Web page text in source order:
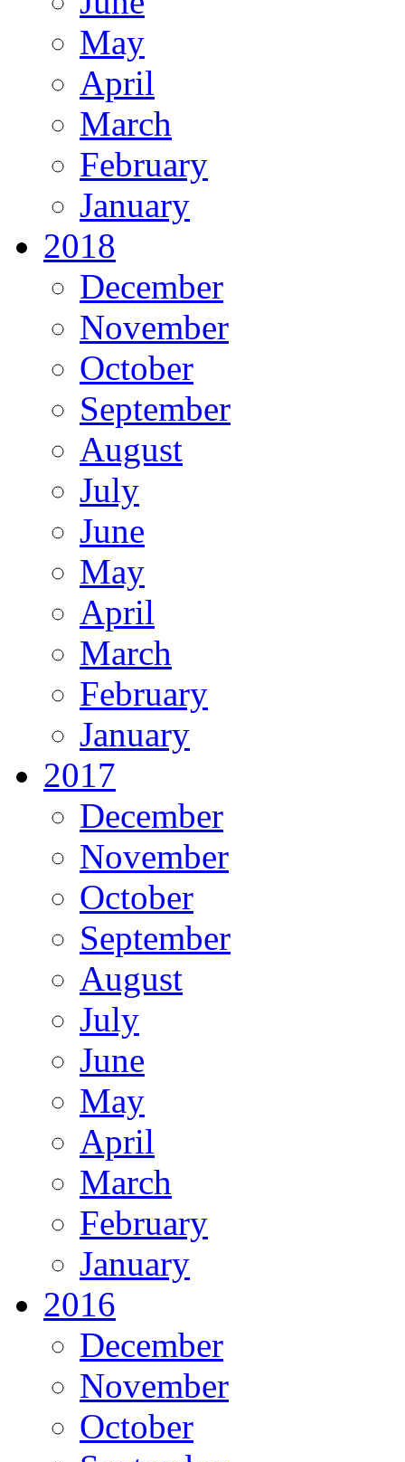
May
April
March
February
January
2018
December
November
October
September
August
July
June
May
April
March
February
January
2017
December
November
October
September
August
July
June
May
April
March
February
January
2016
December
November
October